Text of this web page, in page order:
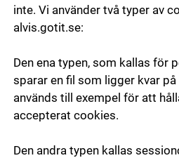
inte. Vi använder två typer av
alvis.gotit.se:
Den ena typen, som kallas för
sparar en fil som ligger kvar
används till exempel för att
accepterat cookies.
Den andra typen kallas